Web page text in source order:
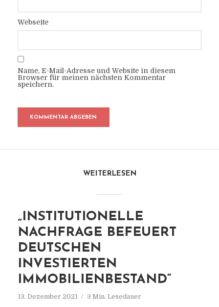
Webseite
Name, E-Mail-Adresse und Website in diesem
Browser für meinen nächsten Kommentar
speichern.
WEITERLESEN
„INSTITUTIONELLE
NACHFRAGE BEFEUERT
DEUTSCHEN
INVESTIERTEN
IMMOBILIENBESTAND“
13. Dezember 2021 3 Min. Lesedauer